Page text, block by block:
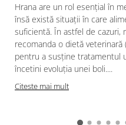
Hrana are un rol esențial în
însă există situații în care
suficientă. În astfel de cazuri,
recomanda o dietă
pentru a susține tratamentul
încetini evoluția unei boli....
Citeste mai mult